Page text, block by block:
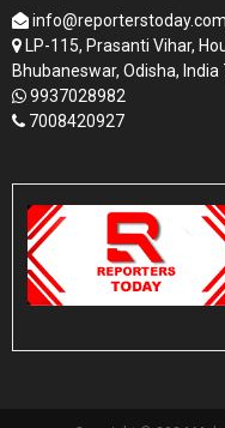
info@reporterstoday.com
LP-115, Prasanti Vihar,
Bhubaneswar, Odisha, India
9937028982
7008420927